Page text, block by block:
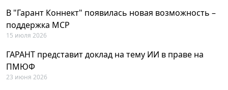
В "Гарант Коннект" появилась новая возможность –
поддержка MCP
15 июля 2026
ГАРАНТ представит доклад на тему ИИ в праве на
ПМЮФ
23 июня 2026